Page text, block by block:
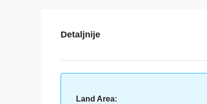
Detaljnije
Land Area: